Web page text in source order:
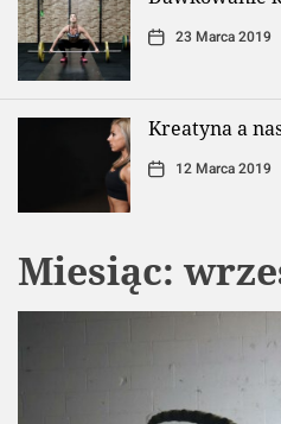
23 Marca 2019
Kreatyna a
12 Marca 2019
Miesiąc: